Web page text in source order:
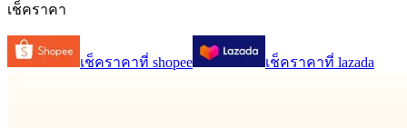
เช็คราคา
เช็คราคาที่ shopee เช็คราคาที่ lazada